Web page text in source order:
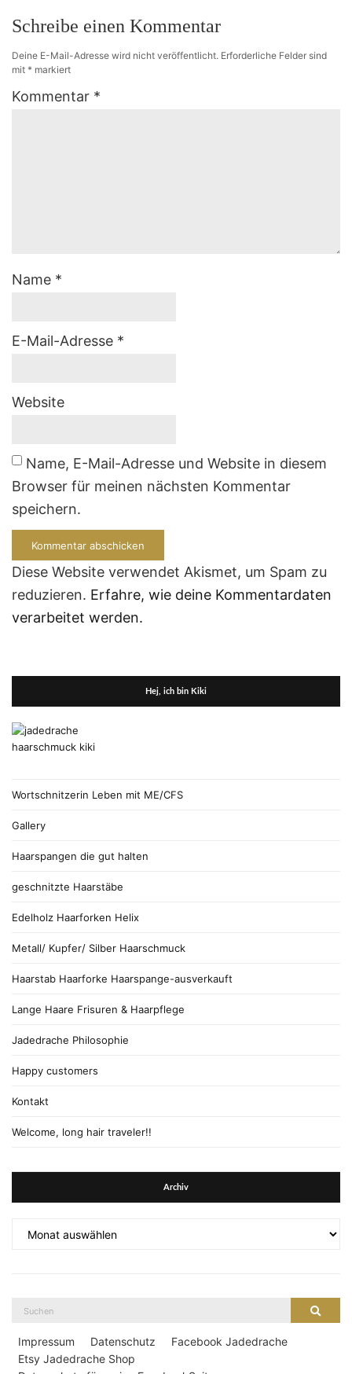
Schreibe einen Kommentar
Deine E-Mail-Adresse wird nicht veröffentlicht. Erforderliche Felder sind
mit * markiert
Kommentar *
Name *
E-Mail-Adresse *
Website
Name, E-Mail-Adresse und Website in diesem
Browser für meinen nächsten Kommentar
speichern.
Diese Website verwendet Akismet, um Spam zu
reduzieren. Erfahre, wie deine Kommentardaten
verarbeitet werden.
Hej, ich bin Kiki
Wortschnitzerin Leben mit ME/CFS
Gallery
Haarspangen die gut halten
geschnitzte Haarstäbe
Edelholz Haarforken Helix
Metall/ Kupfer/ Silber Haarschmuck
Haarstab Haarforke Haarspange-ausverkauft
Lange Haare Frisuren & Haarpflege
Jadedrache Philosophie
Happy customers
Kontakt
Welcome, long hair traveler!!
Archiv
Suche
Impressum Datenschutz
Facebook Jadedrache
Etsy Jadedrache Shop